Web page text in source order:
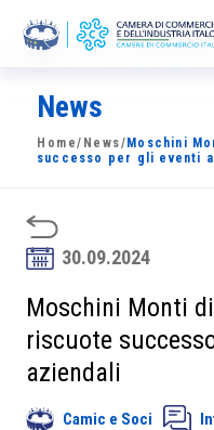
La Camera
News
Sviluppo Mercato
Soci
Partner
News
Home/ News/ Moschini
successo per gli eventi
30.09.2024
Moschini Monti
riscuote
aziendali
Camic e Soci